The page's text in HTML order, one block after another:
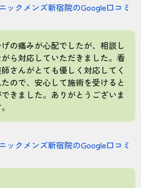
ックメンズ新宿院のGoogle口コミ
の痛みが心配でしたが、相談し
ら対応していただきました。看
さんがとても優しく対応してく
ので、安心して施術を受けると
きました。ありがとうございま
ックメンズ新宿院のGoogle口コミ